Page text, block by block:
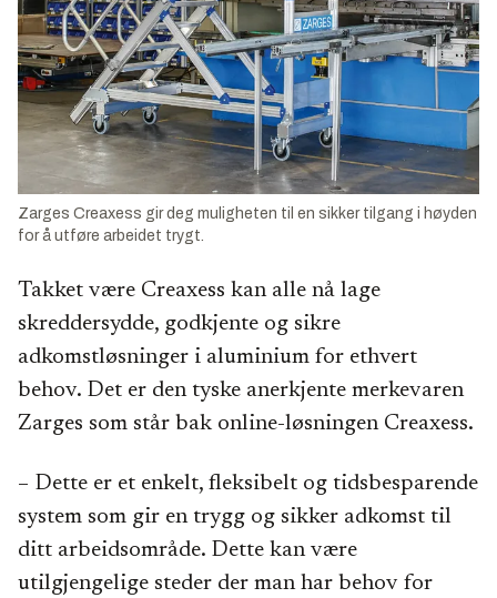
Zarges Creaxess gir deg muligheten til en sikker tilgang i høyden
for å utføre arbeidet trygt.
Takket være Creaxess kan alle nå lage
skreddersydde, godkjente og sikre
adkomstløsninger i aluminium for ethvert
behov. Det er den tyske anerkjente merkevaren
Zarges som står bak online-løsningen Creaxess.
– Dette er et enkelt, fleksibelt og tidsbesparende
system som gir en trygg og sikker adkomst til
ditt arbeidsområde. Dette kan være
utilgjengelige steder der man har behov for